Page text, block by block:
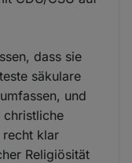
dass sie
säkulare
und
christliche
recht klar
Religiösität